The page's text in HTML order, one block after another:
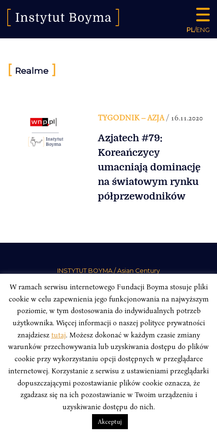
PL/ENG
[ Realme ]
TYGODNIK – AZJA/ 16.11.2020
Azjatech #79:
Koreańczycy
umacniają dominację
na światowym rynku
półprzewodników
INSTYTUT BOYMA / Asian Century
Odwiedź nas w mediach społecznościowych:
INSTYTUT BOYMA. WSZELKIE PRAWA ZASTRZEŻONE. Polityka
Prywatności Serwisu
Polityka Prywatności Fundacji
designBeata Świerczyńska, developmentAlan Głodek
W ramach serwisu internetowego Fundacji Boyma stosuje pliki
cookie w celu zapewnienia jego funkcjonowania na najwyższym
poziomie, w tym dostosowania do indywidualnych potrzeb
użytkownika. Więcej informacji o naszej polityce prywatności
znajdziesz tutaj. Możesz dokonać w każdym czasie zmiany
warunków przechowywania lub uzyskiwania dostępu do plików
cookie przy wykorzystaniu opcji dostępnych w przeglądarce
internetowej. Korzystanie z serwisu z ustawieniami przeglądarki
dopuszczającymi pozostawianie plików cookie oznacza, że
zgadzasz się na ich pozostawianie w Twoim urządzeniu i
uzyskiwanie dostępu do nich.
Akceptuj